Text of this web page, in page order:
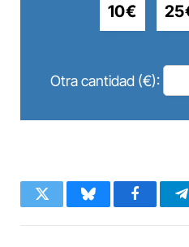
10€
Otra cantidad (€):
Twitter Bluesky